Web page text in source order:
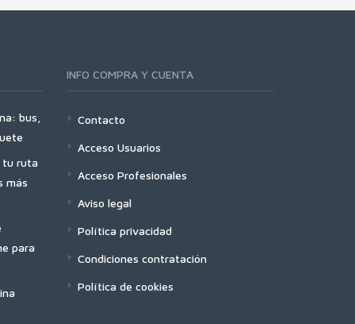
bus,
tu ruta
más
para
INFO COMPRA Y CUENTA
Contacto
Acceso Usuarios
Acceso Profesionales
Aviso legal
Política privacidad
Condiciones contratación
Política de cookies